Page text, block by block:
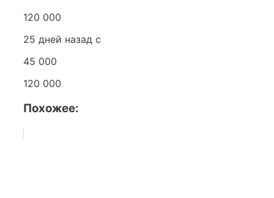
120 000
25 дней назад с
45 000
120 000
Похожее: